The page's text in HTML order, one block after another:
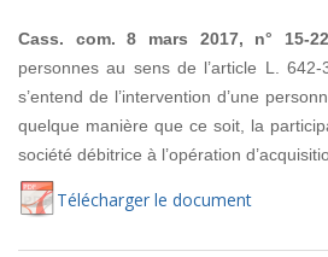
Cass. com. 8 mars 2017, n° 15-
personnes au sens de l’article L.
s’entend de l’intervention d’une
quelque manière que ce soit, la
société débitrice à l’opération
Télécharger le document